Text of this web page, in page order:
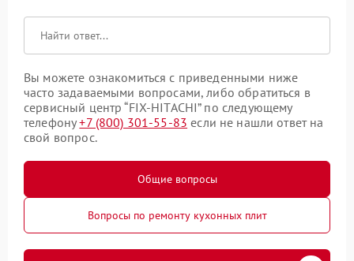
Вы можете ознакомиться с приведенными ниже
часто задаваемыми вопросами, либо обратиться в
сервисный центр “FIX-HITACHI” по следующему
телефону+7 (800) 301-55-83 если не нашли ответ на
свой вопрос.
Общие вопросы
Вопросы по ремонту кухонных плит